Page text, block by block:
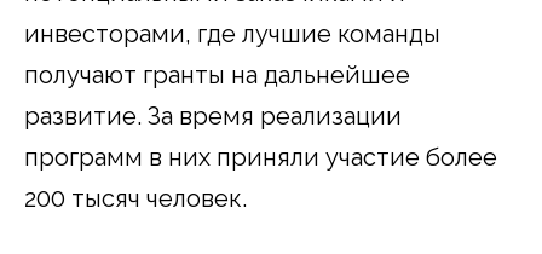
инвесторами, где лучшие команды
получают гранты на дальнейшее
развитие. За время реализации
программ в них приняли участие более
200 тысяч человек.